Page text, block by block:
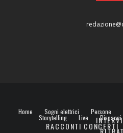
Home Sogni elettrici Persone
Storytelling
RACCONTI
Live
CONCERTI
Dispacci